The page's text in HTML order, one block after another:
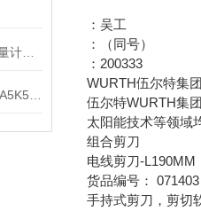
：吴工
：（同号）
：200333
WURTH伍尔特集
伍尔特WURTH集
太阳能技术等领域
组合剪刀
电线剪刀-L190MM
货品编号：
手持式剪刀，剪切